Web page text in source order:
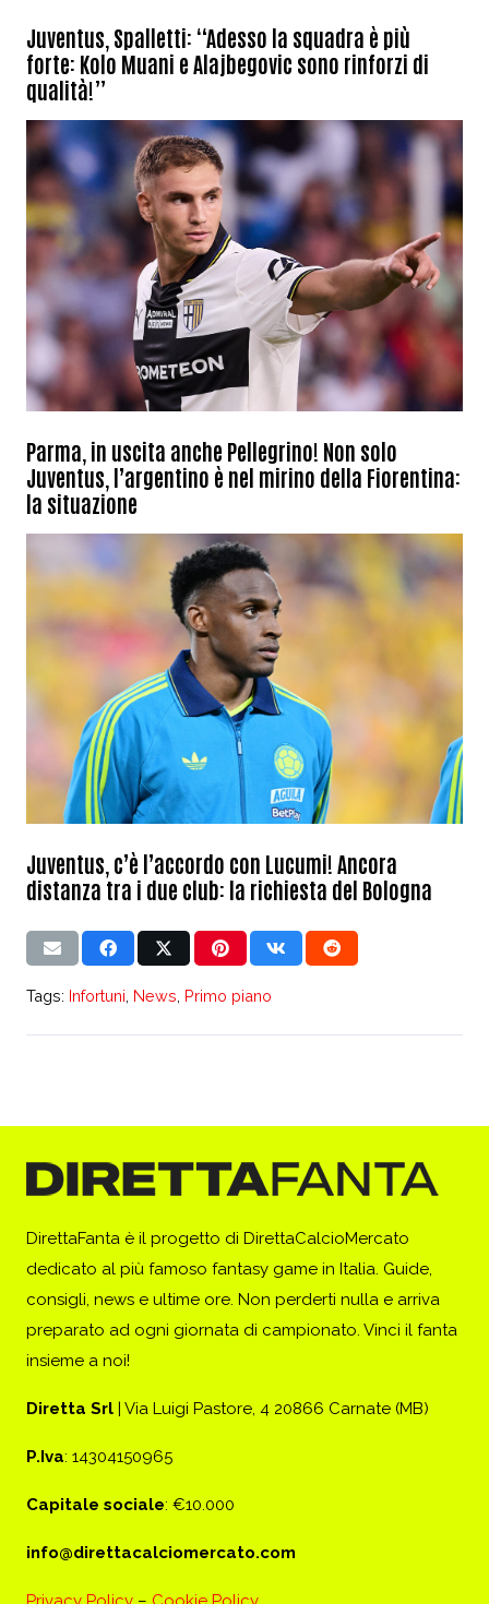
Juventus, Spalletti: “Adesso la squadra è più
forte: Kolo Muani e Alajbegovic sono rinforzi di
qualità!”
Parma, in uscita anche Pellegrino! Non solo
Juventus, l’argentino è nel mirino della Fiorentina:
la situazione
Juventus, c’è l’accordo con Lucumi! Ancora
distanza tra i due club: la richiesta del Bologna
Tags: Infortuni News Primo piano
DirettaFanta è il progetto di DirettaCalcioMercato
dedicato al più famoso fantasy game in Italia. Guide,
consigli, news e ultime ore. Non perderti nulla e arriva
preparato ad ogni giornata di campionato. Vinci il fanta
insieme a noi!
Diretta Srl | Via Luigi Pastore, 4 20866 Carnate (MB)
P.Iva: 14304150965
Capitale sociale: €10.000
info@direttacalciomercato.com